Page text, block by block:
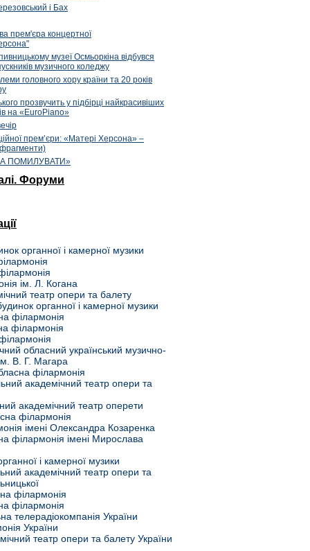
і Бах
прем'єра концертної
музеї Осмьоркіна відбувся
музичного коледжу
головного хору країни та 20 років
прозвучить у підбірці найкрасивіших
на «EuroPiano»
прем’єри: «Матері Херсона» –
ПОМИЛУВАТИ»
Форуми
органної і камерної музики
ім. Л. Когана
театр опери та балету
органної і камерної музики
філармонія
філармонія
обласний український музично-
В. Г. Магара
філармонія
академічний театр опери та
академічний театр оперети
філармонія
імені Олександра Козаренка
філармонія імені Мирослава
і камерної музики
академічний театр опери та
філармонія
філармонія
телерадіокомпанія України
України
театр опери та балету України